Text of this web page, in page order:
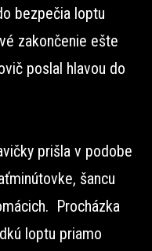
bezpečia loptu
zakončenie ešte
poslal hlavou do
prišla v podobe
šancu
Procházka
loptu priamo